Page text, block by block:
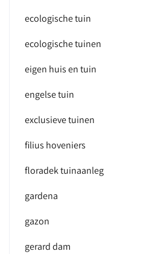
ecologische tuin
ecologische tuinen
eigen huis en tuin
engelse tuin
exclusieve tuinen
filius hoveniers
floradek tuinaanleg
gardena
gazon
gerard dam